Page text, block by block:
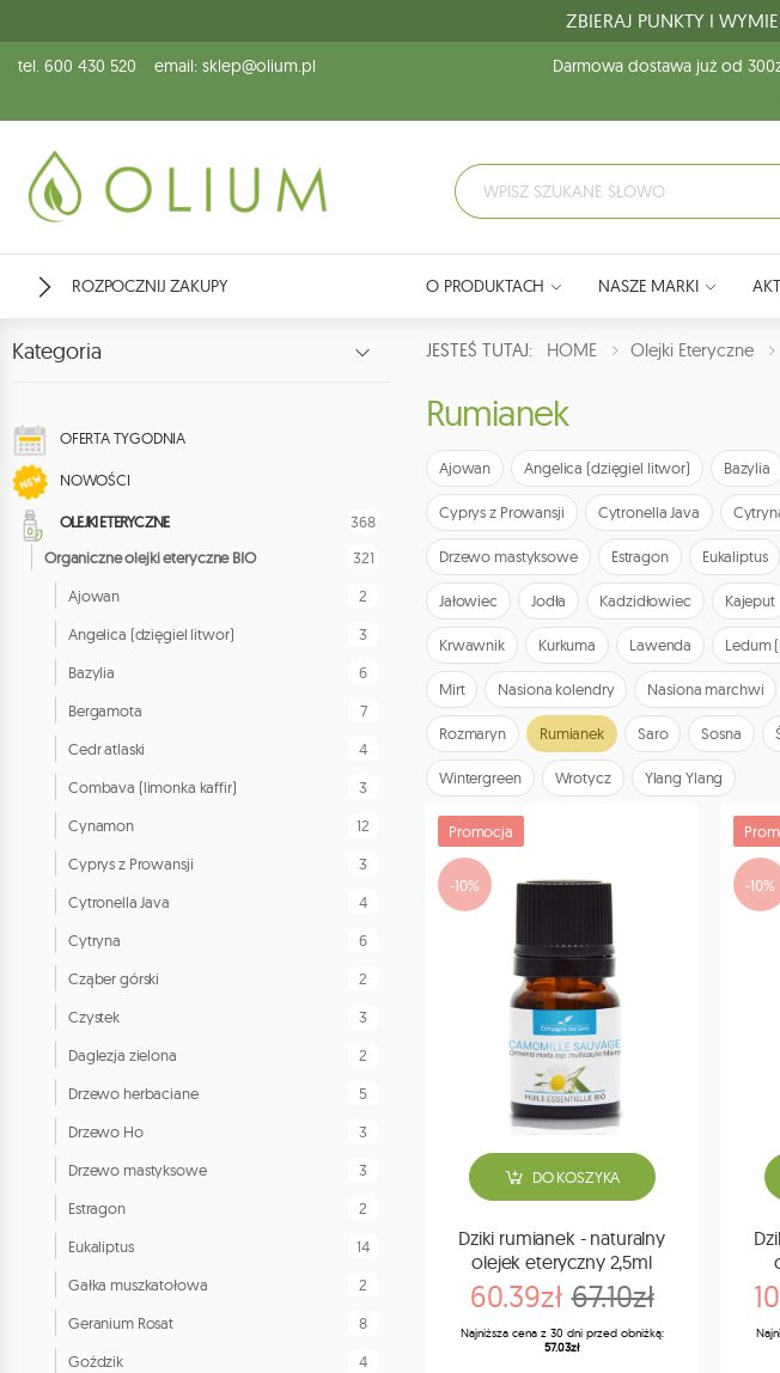
ZBIERAJ PUNKTY I
tel. 600 430 520 email: sklep@olium.pl Darmowa dostawa już od
ROZPOCZNIJ ZAKUPY O PRODUKTACH NASZE MARKI
Kategoria
OFERTA TYGODNIA
NOWOŚCI
OLEJKI ETERYCZNE
368
Organiczne olejki eteryczne BIO
321
Ajowan 2
Angelica (dzięgiel litwor) 3
Bazylia 6
Bergamota 7
Cedr atlaski 4
Combava (limonka kaffir) 3
Cynamon 12
Cyprys z Prowansji 3
Cytronella Java 4
Cytryna 6
Cząber górski 2
Czystek 3
Daglezja zielona 2
Drzewo herbaciane 5
Drzewo Ho 3
Drzewo mastyksowe 3
Estragon 2
Eukaliptus 14
Gałka muszkatołowa 2
Geranium Rosat 8
Goździk 4
JESTEŚ TUTAJ: HOME Olejki Eteryczne
Rumianek
Ajowan Angelica (dzięgiel litwor) Bazylia
Cyprys z Prowansji Cytronella Java
Drzewo mastyksowe Estragon Eukaliptus
Jałowiec Jodła Kadzidłowiec Kajeput
Krwawnik Kurkuma Lawenda Ledum
Mirt Nasiona kolendry Nasiona marchwi
Rozmaryn Rumianek Saro Sosna
Wintergreen Wrotycz Ylang Ylang
Promocja
-10%
DO KOSZYKA
Dziki rumianek - naturalny
olejek eteryczny 2,5ml
60.39zł 67.10zł
Najniższa cena z 30 dni przed obniżką:
57.03zł
-10%